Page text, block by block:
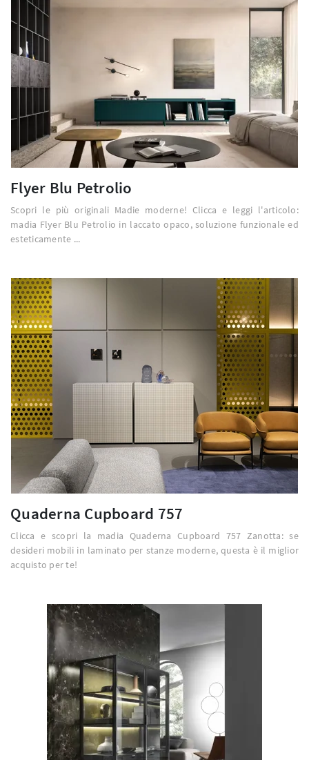
Flyer Blu Petrolio
Scopri le più originali Madie moderne! Clicca e leggi l'articolo:
madia Flyer Blu Petrolio in laccato opaco, soluzione funzionale ed
esteticamente ...
Quaderna Cupboard 757
Clicca e scopri la madia Quaderna Cupboard 757 Zanotta: se
desideri mobili in laminato per stanze moderne, questa è il miglior
acquisto per te!